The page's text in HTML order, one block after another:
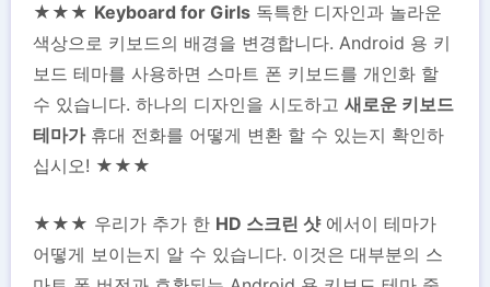
★★★ Keyboard for Girls 독특한 디자인과 놀라운
색상으로 키보드의 배경을 변경합니다. Android 용 키
보드 테마를 사용하면 스마트 폰 키보드를 개인화 할
수 있습니다. 하나의 디자인을 시도하고 새로운 키보드
테마가휴대 전화를 어떻게 변환 할 수 있는지 확인하
십시오! ★★★
★★★ 우리가 추가 한 HD 스크린 샷에서이 테마가
어떻게 보이는지 알 수 있습니다. 이것은 대부분의 스